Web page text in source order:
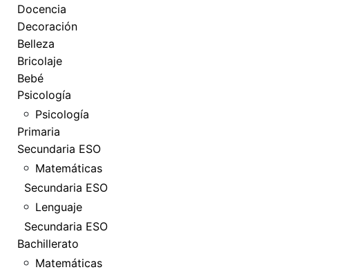
Docencia
Decoración
Belleza
Bricolaje
Bebé
Psicología
Psicología
Primaria
Secundaria ESO
Matemáticas
Secundaria ESO
Lenguaje
Secundaria ESO
Bachillerato
Matemáticas